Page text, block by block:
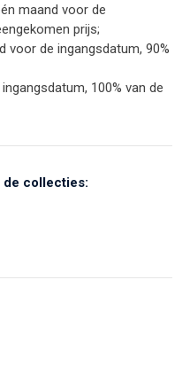
maand voor de
prijs;
voor de ingangsdatum, 90%
100% van de
de collecties: